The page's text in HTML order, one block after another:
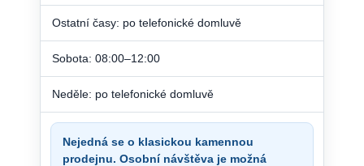
Ostatní časy: po telefonické domluvě
Sobota: 08:00–12:00
Neděle: po telefonické domluvě
Nejedná se o klasickou kamennou
prodejnu. Osobní návštěva je možná